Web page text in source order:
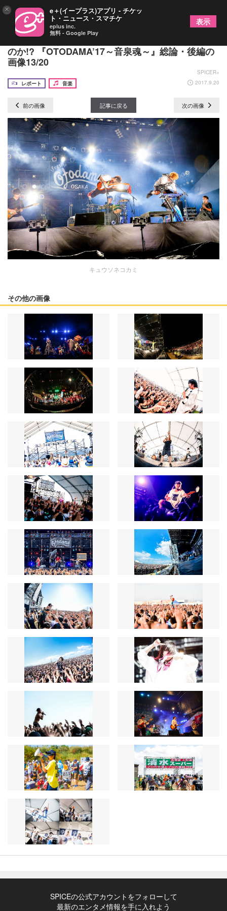
日本一極端なロック・フェス、今年は何をなしえた
のか!? 『OTODAMA’17～音泉魂～』総論・後編の
画像13/20
SPICER+
レポート
音楽 2017.9.20
前の画像 記事に戻る 次の画像
キュウソネコカミ
その他の画像
SPICEの公式アカウントをフォローして
最新のエンタメ情報を手に入れよう
× e＋(イープラス)アプリ - チケッ
ト・ニュース・スマチケ
eplus inc.
無料 - Google Play
表示